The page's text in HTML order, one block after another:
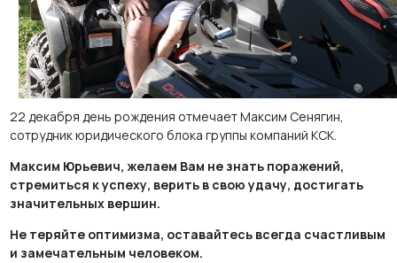
22 декабря день рождения отмечает Максим Сенягин,
сотрудник юридического блока группы компаний КСК.
Максим Юрьевич, желаем Вам не знать поражений,
стремиться к успеху, верить в свою удачу, достигать
значительных вершин.
Не теряйте оптимизма, оставайтесь всегда счастливым
и замечательным человеком.